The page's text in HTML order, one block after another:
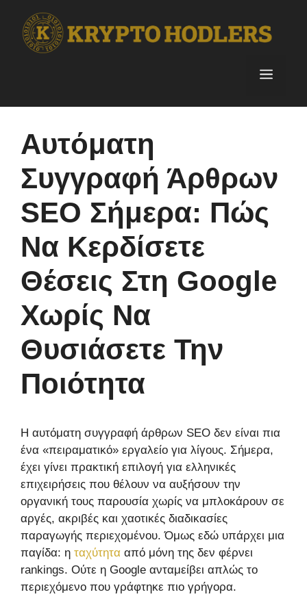
content
Menu
Αυτόματη
Συγγραφή Άρθρων
SEO Σήμερα: Πώς
Να Κερδίσετε
Θέσεις Στη Google
Χωρίς Να
Θυσιάσετε Την
Ποιότητα
Η αυτόματη συγγραφή άρθρων SEO δεν είναι πια
ένα «πειραματικό» εργαλείο για λίγους. Σήμερα,
έχει γίνει πρακτική επιλογή για ελληνικές
επιχειρήσεις που θέλουν να αυξήσουν την
οργανική τους παρουσία χωρίς να μπλοκάρουν σε
αργές, ακριβές και χαοτικές διαδικασίες
παραγωγής περιεχομένου. Όμως εδώ υπάρχει μια
παγίδα: η ταχύτητα από μόνη της δεν φέρνει
rankings. Ούτε η Google ανταμείβει απλώς το
περιεχόμενο που γράφτηκε πιο γρήγορα.